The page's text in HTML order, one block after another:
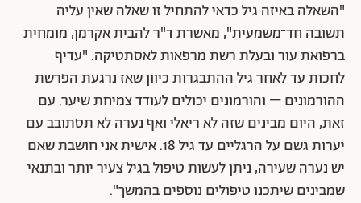
"השאלה באיזה גיל כדאי להתחיל זו שאלה שאין עליה
תשובה חד־משמעית", מאשרת ד"ר להבית אקרמן, מומחית
ברפואת עור ובעלת רשת מרפאות לאסתטיקה. "עדיף
לחכות עד לאחר גיל ההתבגרות כיוון שאז נרגעת הפרשת
ההורמונים – והורמונים יכולים לעודד צמיחת שיער. עם
זאת, היום מבינים שזה לא ריאלי ואף נערה לא תסתובב עם
יערות גשם על הרגליים עד גיל 18. אישית אני חושבת שאם
יש נערה שעירה, ניתן לעשות טיפול בגיל צעיר יותר ובתנאי
שמבינים שיתכנו טיפולים נוספים בהמשך".